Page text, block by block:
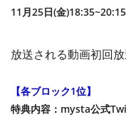
11月25日(金)18:35~20:15
放送される動画初回
【各ブロック1位】
特典内容：mysta公式